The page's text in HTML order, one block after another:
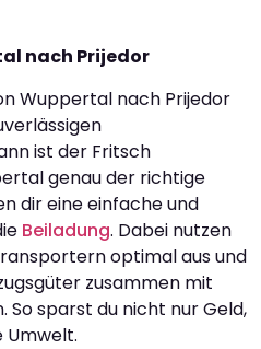
nach Prijedor
Wuppertal nach Prijedor
ist der Fritsch
genau der richtige
dir eine einfache und
Beiladung. Dabei nutzen
optimal aus und
zusammen mit
So sparst du nicht nur Geld,
Umwelt.